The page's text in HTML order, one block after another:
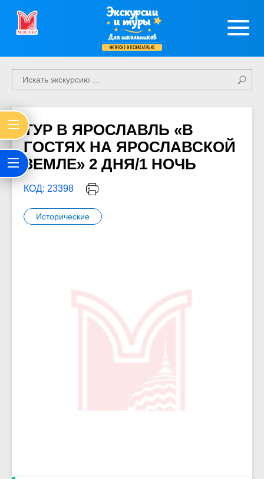
Экскурсии
и туры
Для школьников
интересно и познавательно
ТУР В ЯРОСЛАВЛЬ «В
ГОСТЯХ НА ЯРОСЛАВСКОЙ
ЗЕМЛЕ» 2 ДНЯ/1 НОЧЬ
КОД: 23398
Исторические